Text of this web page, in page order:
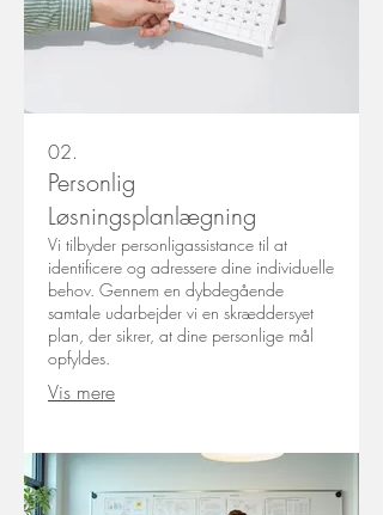
02.
Personlig
Løsningsplanlægning
Vi tilbyder personligassistance til at
identificere og adressere dine individuelle
behov. Gennem en dybdegående
samtale udarbejder vi en skræddersyet
plan, der sikrer, at dine personlige mål
opfyldes.
Vis mere